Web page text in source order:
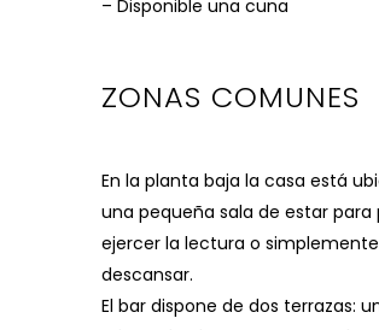
– Disponible una cuna
ZONAS COMUNES
En la planta baja la casa está
una pequeña sala de estar para
ejercer la lectura o simplemente
descansar.
El bar dispone de dos terrazas: